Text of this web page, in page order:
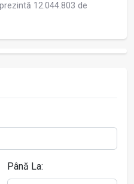
12.044.803 de
Până La: